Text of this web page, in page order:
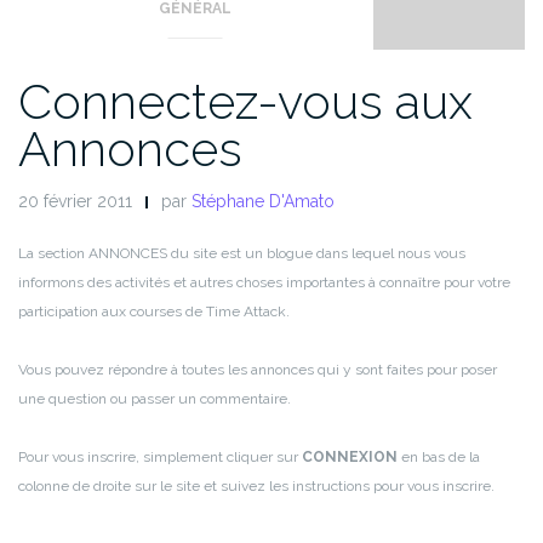
GÉNÉRAL
Connectez-vous aux
Annonces
20 février 2011 par Stéphane D'Amato
La section ANNONCES du site est un blogue dans lequel nous vous
informons des activités et autres choses importantes à connaître pour votre
participation aux courses de Time Attack.
Vous pouvez répondre à toutes les annonces qui y sont faites pour poser
une question ou passer un commentaire.
Pour vous inscrire, simplement cliquer sur CONNEXION en bas de la
colonne de droite sur le site et suivez les instructions pour vous inscrire.